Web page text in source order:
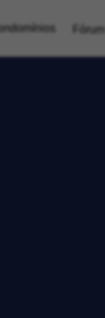
Fórum